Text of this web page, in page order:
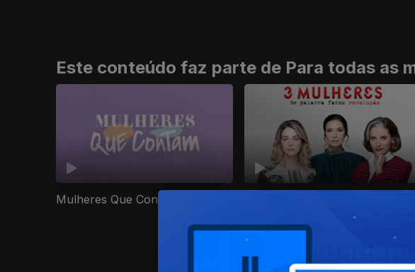
Este conteúdo faz parte de Para todas as
Mulheres Que Contam